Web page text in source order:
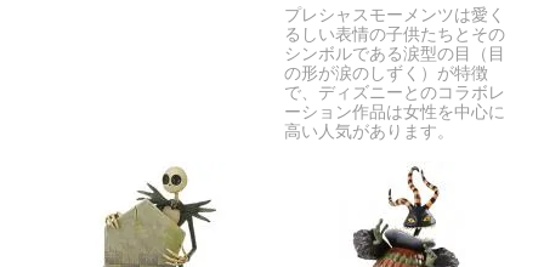
プレシャスモーメンツは愛く
るしい表情の子供たちとその
シンボルである涙型の目（目
の形が涙のしずく）が特徴
で、ディズニーとのコラボレ
ーション作品は女性を中心に
高い人気があります。